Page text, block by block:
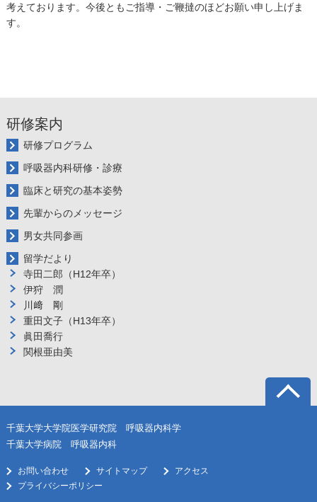
考えております。今後ともご指導・ご鞭撻のほどお願い申し上げま
す。
研修案内
研修プログラム
呼吸器内科研修・診療
臨床と研究の基本姿勢
先輩からのメッセージ
男女共同参画
留学だより
寺田二郎（H12年卒）
伊狩 潤
川﨑 剛
重田文子（H13年卒）
眞田喬行
関根亜由美
千葉大学大学院医学研究院 呼吸器内科学
千葉大学病院 呼吸器内科
お問い合わせ サイトマップ
アクセス
プライバシーポリシー